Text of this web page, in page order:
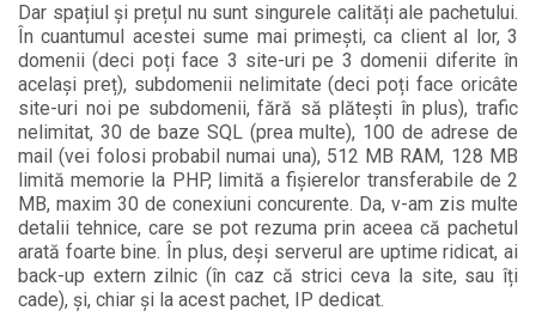
Dar spațiul și prețul nu sunt singurele calități ale pachetului.
În cuantumul acestei sume mai primești, ca client al lor, 3
domenii (deci poți face 3 site-uri pe 3 domenii diferite în
același preț), subdomenii nelimitate (deci poți face oricâte
site-uri noi pe subdomenii, fără să plătești în plus), trafic
nelimitat, 30 de baze SQL (prea multe), 100 de adrese de
mail (vei folosi probabil numai una), 512 MB RAM, 128 MB
limită memorie la PHP, limită a fișierelor transferabile de 2
MB, maxim 30 de conexiuni concurente. Da, v-am zis multe
detalii tehnice, care se pot rezuma prin aceea că pachetul
arată foarte bine. În plus, deși serverul are uptime ridicat, ai
back-up extern zilnic (în caz că strici ceva la site, sau îți
cade), și, chiar și la acest pachet, IP dedicat.